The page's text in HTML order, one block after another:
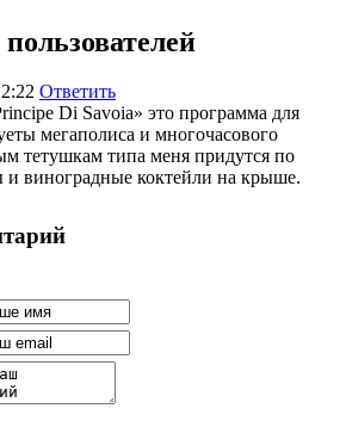
Ответить
Di Savoia» это программа для
мегаполиса и многочасового
тетушкам типа меня придутся по
и виноградные коктейли на крыше.